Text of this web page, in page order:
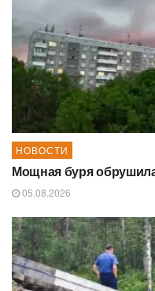
НОВОСТИ
Мощная буря
05.08.2026